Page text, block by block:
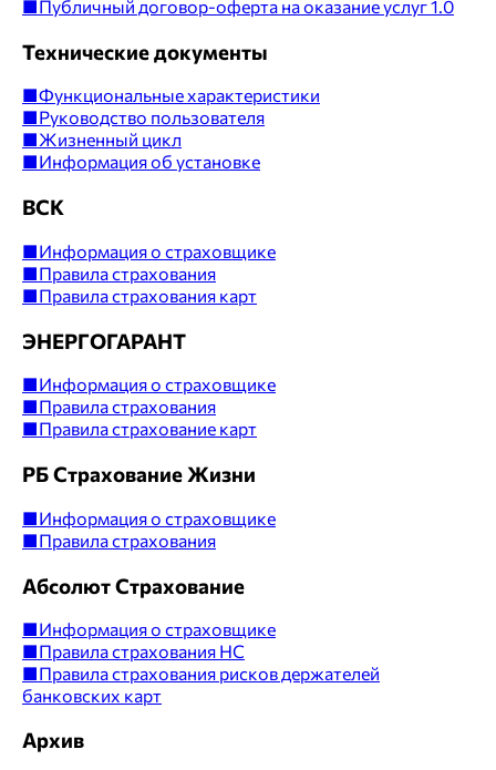
■Публичный договор-оферта на оказание услуг 1.0
Технические документы
■Функциональные характеристики
■Руководство пользователя
■Жизненный цикл
■Информация об установке
ВСК
■Информация о страховщике
■Правила страхования
■Правила страхования карт
ЭНЕРГОГАРАНТ
■Информация о страховщике
■Правила страхования
■Правила страхование карт
РБ Страхование Жизни
■Информация о страховщике
■Правила страхования
Абсолют Страхование
■Информация о страховщике
■Правила страхования НС
■Правила страхования рисков держателей
банковских карт
Архив